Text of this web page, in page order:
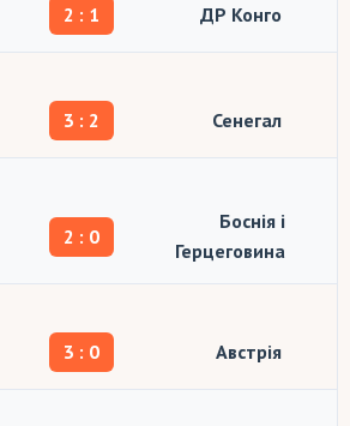
2 : 1 ДР Конго
3 : 2 Сенегал
2 : 0
Боснія і
Герцеговина
3 : 0 Австрія